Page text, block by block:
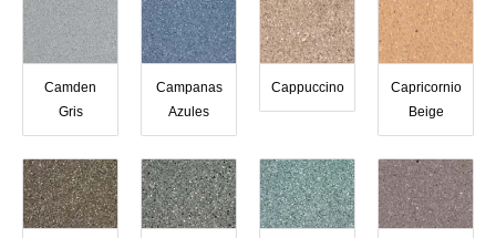
Camden
Gris
Campanas
Azules
Cappuccino
Capricornio
Beige